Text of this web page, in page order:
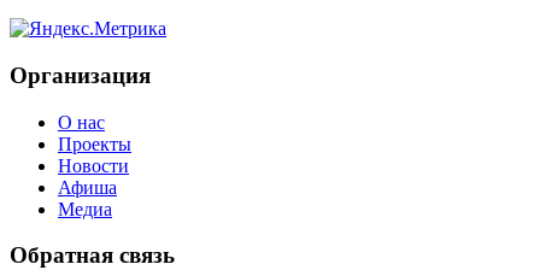
Организация
О нас
Проекты
Новости
Афиша
Медиа
Обратная связь